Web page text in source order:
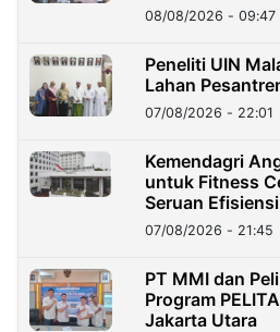
08/08/2026 - 09:47
Peneliti UIN
Lahan
07/08/2026 - 22:01
Kemendagri
untuk Fitness
Seruan Efisiensi
07/08/2026 - 21:45
PT MMI dan
Program
Jakarta Utara